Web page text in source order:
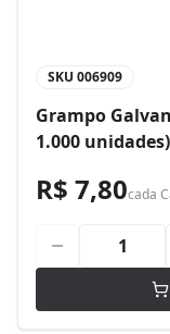
SKU 006909
Grampo
1.000 unidades)
R$ 7,80cada